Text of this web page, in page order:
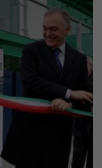
Queste
trasmesse
/ partner.